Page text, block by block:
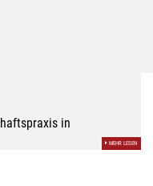
in
MEHR LESEN